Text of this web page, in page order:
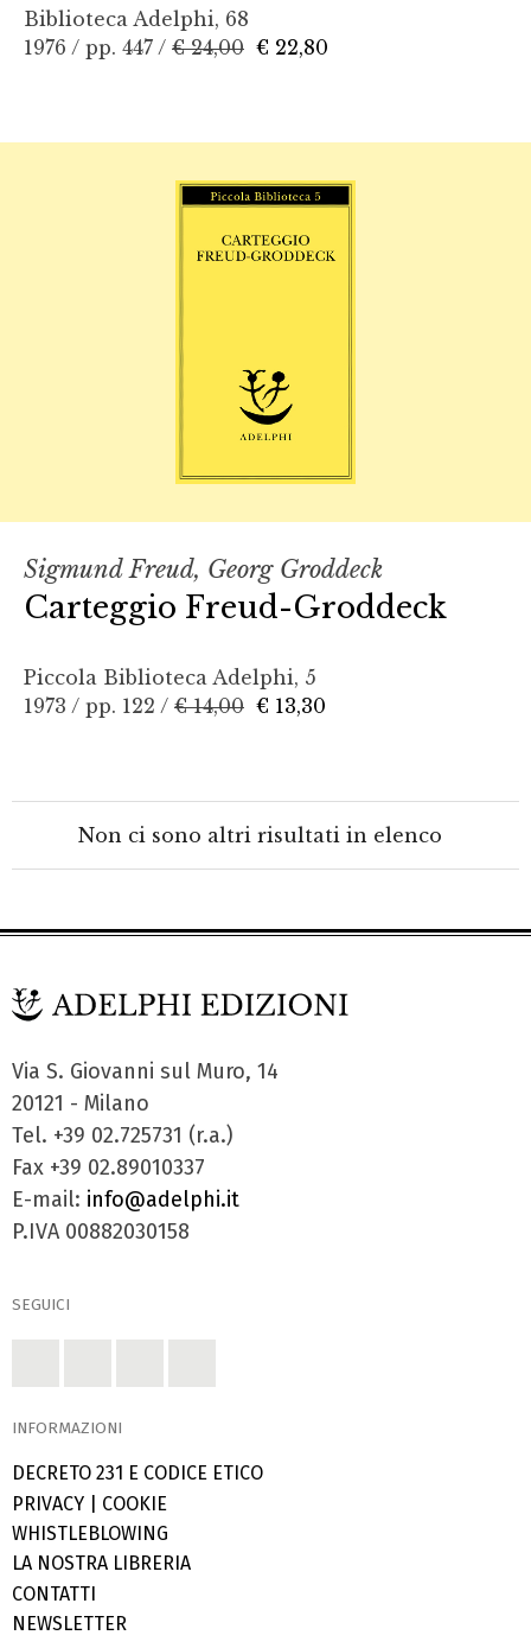
Biblioteca Adelphi, 68
1976 / pp. 447 / € 24,00 € 22,80
Sigmund Freud, Georg Groddeck
Carteggio Freud-Groddeck
Piccola Biblioteca Adelphi, 5
1973 / pp. 122 / € 14,00 € 13,30
Non ci sono altri risultati in elenco
Via S. Giovanni sul Muro, 14
20121 - Milano
Tel. +39 02.725731 (r.a.)
Fax +39 02.89010337
E-mail: info@adelphi.it
P.IVA 00882030158
SEGUICI
INFORMAZIONI
DECRETO 231 E CODICE ETICO
PRIVACY
COOKIE
WHISTLEBLOWING
LA NOSTRA LIBRERIA
CONTATTI
NEWSLETTER